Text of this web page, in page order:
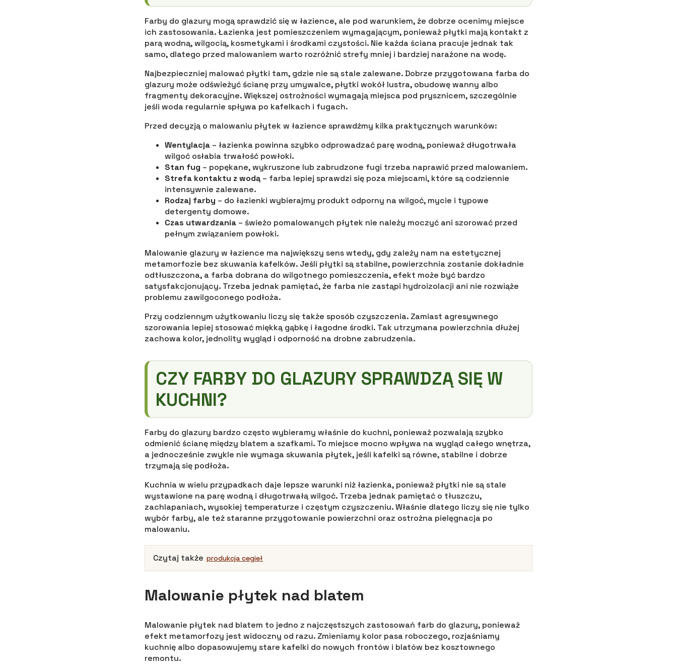
Farby do glazury mogą sprawdzić się w łazience, ale pod warunkiem, że dobrze ocenimy miejsce
ich zastosowania. Łazienka jest pomieszczeniem wymagającym, ponieważ płytki mają kontakt z
parą wodną, wilgocią, kosmetykami i środkami czystości. Nie każda ściana pracuje jednak tak
samo, dlatego przed malowaniem warto rozróżnić strefy mniej i bardziej narażone na wodę.
Najbezpieczniej malować płytki tam, gdzie nie są stale zalewane. Dobrze przygotowana farba do
glazury może odświeżyć ścianę przy umywalce, płytki wokół lustra, obudowę wanny albo
fragmenty dekoracyjne. Większej ostrożności wymagają miejsca pod prysznicem, szczególnie
jeśli woda regularnie spływa po kafelkach i fugach.
Przed decyzją o malowaniu płytek w łazience sprawdźmy kilka praktycznych warunków:
Wentylacja – łazienka powinna szybko odprowadzać parę wodną, ponieważ długotrwała
wilgoć osłabia trwałość powłoki.
Stan fug – popękane, wykruszone lub zabrudzone fugi trzeba naprawić przed malowaniem.
Strefa kontaktu z wodą – farba lepiej sprawdzi się poza miejscami, które są codziennie
intensywnie zalewane.
Rodzaj farby – do łazienki wybierajmy produkt odporny na wilgoć, mycie i typowe
detergenty domowe.
Czas utwardzania – świeżo pomalowanych płytek nie należy moczyć ani szorować przed
pełnym związaniem powłoki.
Malowanie glazury w łazience ma największy sens wtedy, gdy zależy nam na estetycznej
metamorfozie bez skuwania kafelków. Jeśli płytki są stabilne, powierzchnia zostanie dokładnie
odtłuszczona, a farba dobrana do wilgotnego pomieszczenia, efekt może być bardzo
satysfakcjonujący. Trzeba jednak pamiętać, że farba nie zastąpi hydroizolacji ani nie rozwiąże
problemu zawilgoconego podłoża.
Przy codziennym użytkowaniu liczy się także sposób czyszczenia. Zamiast agresywnego
szorowania lepiej stosować miękką gąbkę i łagodne środki. Tak utrzymana powierzchnia dłużej
zachowa kolor, jednolity wygląd i odporność na drobne zabrudzenia.
CZY FARBY DO GLAZURY SPRAWDZĄ SIĘ W
KUCHNI?
Farby do glazury bardzo często wybieramy właśnie do kuchni, ponieważ pozwalają szybko
odmienić ścianę między blatem a szafkami. To miejsce mocno wpływa na wygląd całego wnętrza,
a jednocześnie zwykle nie wymaga skuwania płytek, jeśli kafelki są równe, stabilne i dobrze
trzymają się podłoża.
Kuchnia w wielu przypadkach daje lepsze warunki niż łazienka, ponieważ płytki nie są stale
wystawione na parę wodną i długotrwałą wilgoć. Trzeba jednak pamiętać o tłuszczu,
zachlapaniach, wysokiej temperaturze i częstym czyszczeniu. Właśnie dlatego liczy się nie tylko
wybór farby, ale też staranne przygotowanie powierzchni oraz ostrożna pielęgnacja po
malowaniu.
Czytaj także produkcja cegieł
Malowanie płytek nad blatem
Malowanie płytek nad blatem to jedno z najczęstszych zastosowań farb do glazury, ponieważ
efekt metamorfozy jest widoczny od razu. Zmieniamy kolor pasa roboczego, rozjaśniamy
kuchnię albo dopasowujemy stare kafelki do nowych frontów i blatów bez kosztownego
remontu.